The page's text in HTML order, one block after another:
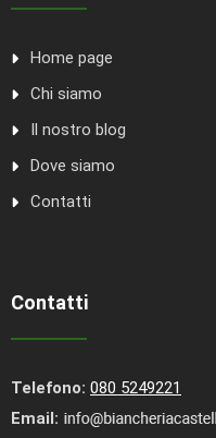
Home page
Chi siamo
Il nostro blog
Dove siamo
Contatti
Contatti
Telefono: 080 5249221
Email: